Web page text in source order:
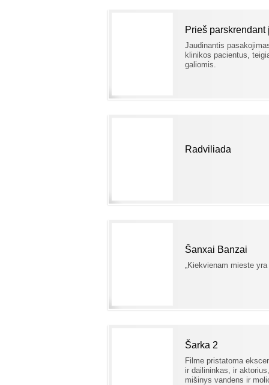
Prieš parskrendant
Jaudinantis
klinikos pacientus,
galiomis.
Radviliada
Šanxai Banzai
„Kiekvienam mieste yra
Šarka 2
Filme pristatoma
ir dailininkas, ir
mišinys vandens ir